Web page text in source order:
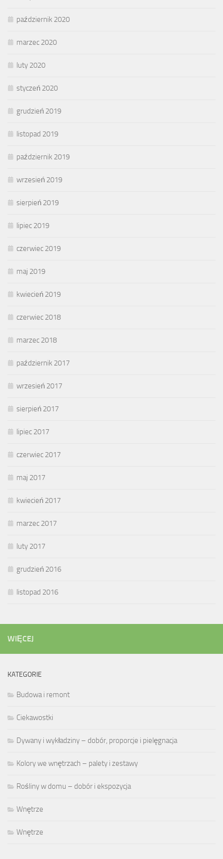
październik 2020
marzec 2020
luty 2020
styczeń 2020
grudzień 2019
listopad 2019
październik 2019
wrzesień 2019
sierpień 2019
lipiec 2019
czerwiec 2019
maj 2019
kwiecień 2019
czerwiec 2018
marzec 2018
październik 2017
wrzesień 2017
sierpień 2017
lipiec 2017
czerwiec 2017
maj 2017
kwiecień 2017
marzec 2017
luty 2017
grudzień 2016
listopad 2016
WIĘCEJ
KATEGORIE
Budowa i remont
Ciekawostki
Dywany i wykładziny – dobór, proporcje i pielęgnacja
Kolory we wnętrzach – palety i zestawy
Rośliny w domu – dobór i ekspozycja
Wnętrze
Wnętrze